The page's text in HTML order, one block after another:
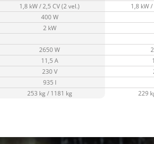
1,8 kW / 2,5 CV (2 vel.)
1,8 kW
400 W
2 kW
2650 W
11,5 A
230 V
935 l
253 kg / 1181 kg 229